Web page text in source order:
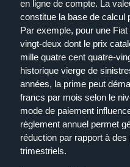
en ligne de compte. La
constitue la base de calcul
Par exemple, pour une
vingt-deux dont le prix
mille quatre cent quatre-
historique vierge de
années, la prime peut
francs par mois selon le
mode de paiement
règlement annuel permet
réduction par rapport à
trimestriels.